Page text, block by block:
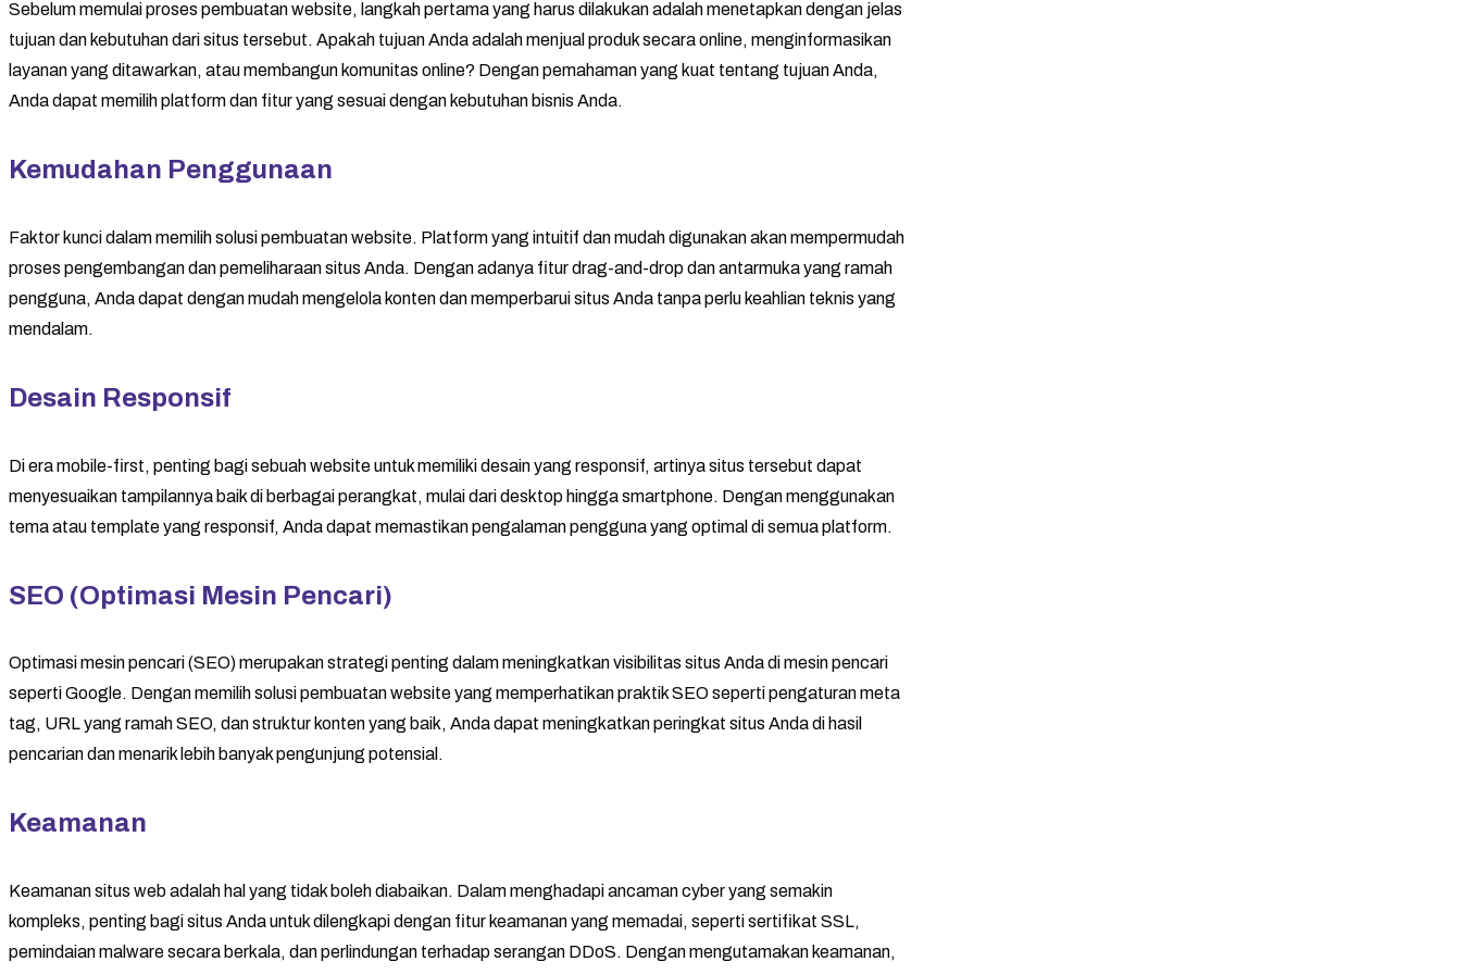
Sebelum memulai proses pembuatan website, langkah pertama yang harus dilakukan adalah menetapkan dengan jelas
tujuan dan kebutuhan dari situs tersebut. Apakah tujuan Anda adalah menjual produk secara online, menginformasikan
layanan yang ditawarkan, atau membangun komunitas online? Dengan pemahaman yang kuat tentang tujuan Anda,
Anda dapat memilih platform dan fitur yang sesuai dengan kebutuhan bisnis Anda.
Kemudahan Penggunaan
Faktor kunci dalam memilih solusi pembuatan website. Platform yang intuitif dan mudah digunakan akan mempermudah
proses pengembangan dan pemeliharaan situs Anda. Dengan adanya fitur drag-and-drop dan antarmuka yang ramah
pengguna, Anda dapat dengan mudah mengelola konten dan memperbarui situs Anda tanpa perlu keahlian teknis yang
mendalam.
Desain Responsif
Di era mobile-first, penting bagi sebuah website untuk memiliki desain yang responsif, artinya situs tersebut dapat
menyesuaikan tampilannya baik di berbagai perangkat, mulai dari desktop hingga smartphone. Dengan menggunakan
tema atau template yang responsif, Anda dapat memastikan pengalaman pengguna yang optimal di semua platform.
SEO (Optimasi Mesin Pencari)
Optimasi mesin pencari (SEO) merupakan strategi penting dalam meningkatkan visibilitas situs Anda di mesin pencari
seperti Google. Dengan memilih solusi pembuatan website yang memperhatikan praktik SEO seperti pengaturan meta
tag, URL yang ramah SEO, dan struktur konten yang baik, Anda dapat meningkatkan peringkat situs Anda di hasil
pencarian dan menarik lebih banyak pengunjung potensial.
Keamanan
Keamanan situs web adalah hal yang tidak boleh diabaikan. Dalam menghadapi ancaman cyber yang semakin
kompleks, penting bagi situs Anda untuk dilengkapi dengan fitur keamanan yang memadai, seperti sertifikat SSL,
pemindaian malware secara berkala, dan perlindungan terhadap serangan DDoS. Dengan mengutamakan keamanan,